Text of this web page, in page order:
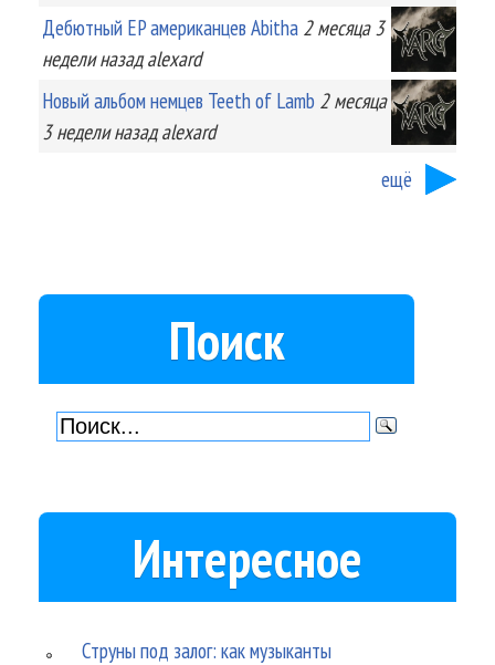
Дебютный EP американцев Abitha 2 месяца 3
неделиназад alexard
Новый альбом немцев Teeth of Lamb 2 месяца
3 неделиназад alexard
ещё
Поиск
Интересное
Струны под залог: как музыканты